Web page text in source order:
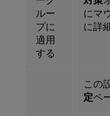
ルー
プに
適用
する
にマ
に詳
この
定ペ